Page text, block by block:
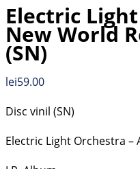
Electric
New World
(SN)
lei59.00
Disc vinil (SN)
Electric Light Orchestra –